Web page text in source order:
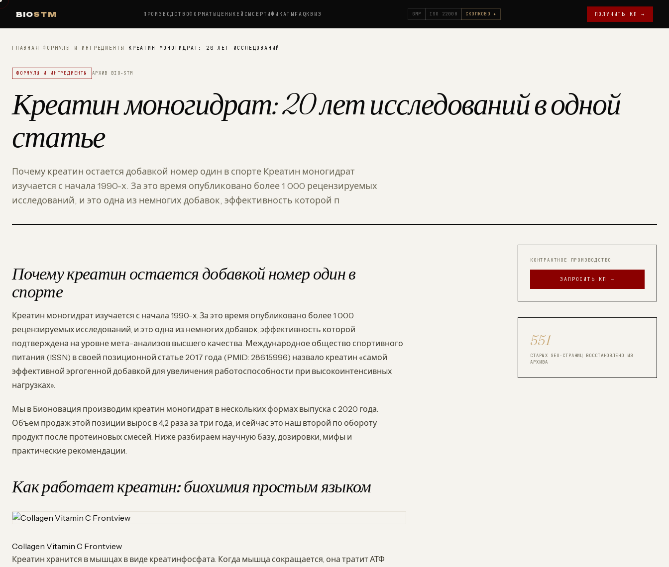
BIOSTM ПРОИЗВОДСТВОФОРМАТЫ ЦЕНЫ КЕЙСЫ СЕРТИФИКАТЫ FAQКВИЗ GMP ISO 22000 СКОЛКОВО ✦ ПОЛУЧИТЬ КП →
ГЛАВНАЯ—ФОРМУЛЫ И ИНГРЕДИЕНТЫ— КРЕАТИН МОНОГИДРАТ: 20 ЛЕТ ИССЛЕДОВАНИЙ
ФОРМУЛЫ И ИНГРЕДИЕНТЫ АРХИВ BIO-STM
Креатин моногидрат: 20 лет исследований в одной
статье
Почему креатин остается добавкой номер один в спорте Креатин моногидрат
изучается с начала 1990-х. За это время опубликовано более 1 000 рецензируемых
исследований, и это одна из немногих добавок, эффективность которой п
Почему креатин остается добавкой номер один в
спорте
Креатин моногидрат изучается с начала 1990-х. За это время опубликовано более 1 000
рецензируемых исследований, и это одна из немногих добавок, эффективность которой
подтверждена на уровне мета-анализов высшего качества. Международное общество спортивного
питания (ISSN) в своей позиционной статье 2017 года (PMID: 28615996) назвало креатин «самой
эффективной эргогенной добавкой для увеличения работоспособности при высокоинтенсивных
нагрузках».
Мы в Бионовация производим креатин моногидрат в нескольких формах выпуска с 2020 года.
Объем продаж этой позиции вырос в 4,2 раза за три года, и сейчас это наш второй по обороту
продукт после протеиновых смесей. Ниже разбираем научную базу, дозировки, мифы и
практические рекомендации.
Как работает креатин: биохимия простым языком
Collagen Vitamin C Frontview
Креатин хранится в мышцах в виде креатинфосфата. Когда мышца сокращается, она тратит АТФ
КОНТРАКТНОЕ ПРОИЗВОДСТВО
ЗАПРОСИТЬ КП →
551
СТАРЫХ SEO-СТРАНИЦ ВОССТАНОВЛЕНО ИЗ
АРХИВА